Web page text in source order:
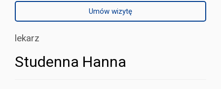
Umów wizytę
lekarz
Studenna Hanna